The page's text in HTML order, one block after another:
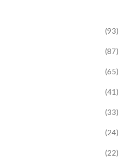
(93)
(87)
(65)
(41)
(33)
(24)
(22)